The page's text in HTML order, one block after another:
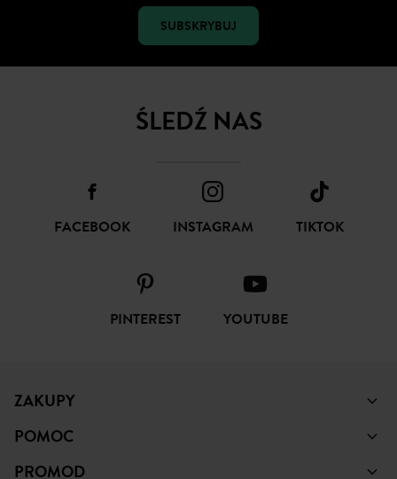
SUBSKRYBUJ
ŚLEDŹ NAS
FACEBOOK INSTAGRAM TIKTOK
PINTEREST YOUTUBE
ZAKUPY
POMOC
PROMOD